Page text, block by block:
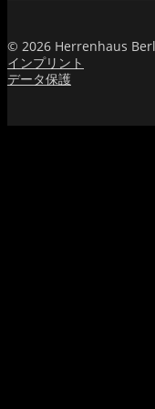
© 2026 Herrenhaus
インプリント
データ保護